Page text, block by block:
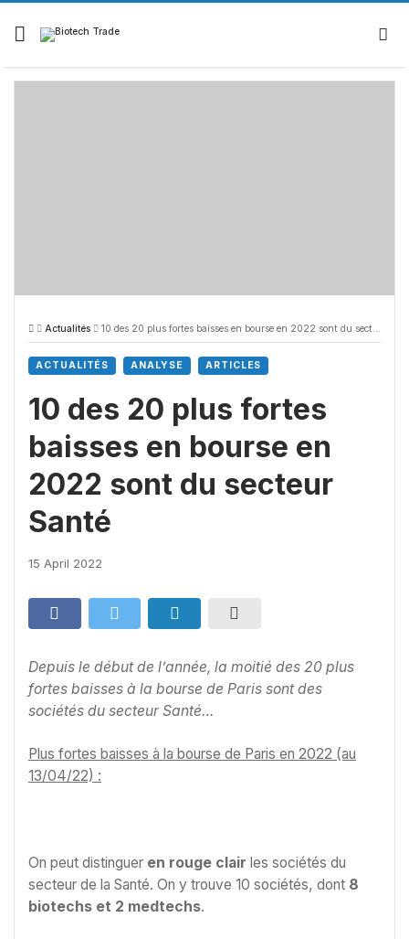
Skip
content
Actualités 10 des 20 plus fortes baisses en bourse en 2022 sont du secteur Santé
ACTUALITÉS ANALYSE ARTICLES
10 des 20 plus fortes
baisses en bourse en
2022 sont du secteur
Santé
15 April 2022
Depuis le début de l’année, la moitié des 20 plus
fortes baisses à la bourse de Paris sont des
sociétés du secteur Santé…
Plus fortes baisses à la bourse de Paris en 2022 (au
13/04/22) :
On peut distinguer en rouge clair les sociétés du
secteur de la Santé. On y trouve 10 sociétés, dont 8
biotechs et 2 medtechs.